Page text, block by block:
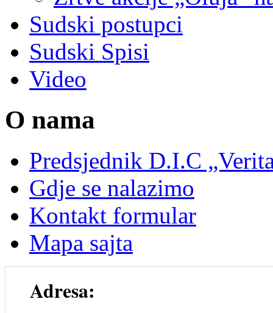
Sudski postupci
Sudski Spisi
Video
O nama
Predsjednik D.I.C
Gdje se nalazimo
Kontakt formular
Mapa sajta
Adresa: